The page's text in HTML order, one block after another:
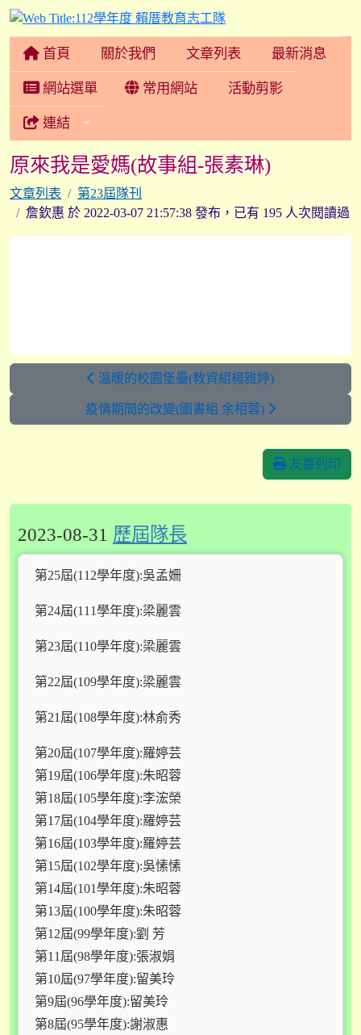
112學年度 賴厝教育志
首頁 關於我們 文章列表 最新消息
網站選單 常用網站 活動剪影
連結
原來我是愛媽(故事組-張素琳)
文章列表
第23屆隊刊
詹欽惠 於 2022-03-07 21:57:38 發布，已有 195 人次閱讀過
溫暖的校園堡壘(教資組楊雅婷)
疫情期間的改變(圖書組 余相蓉)
友善列印
2023-08-31 歷屆隊長
第25屆(112學年度):吳孟姍
第24屆(111學年度):梁麗雲
第23屆(110學年度):梁麗雲
第22屆(109學年度):梁麗雲
第21屆(108學年度):林俞秀
第20屆(107學年度):羅婷芸
第19屆(106學年度):朱昭蓉
第18屆(105學年度):李浤榮
第17屆(104學年度):羅婷芸
第16屆(103學年度):羅婷芸
第15屆(102學年度):吳愫愫
第14屆(101學年度):朱昭蓉
第13屆(100學年度):朱昭蓉
第12屆(99學年度):劉 芳
第11屆(98學年度):張淑娟
第10屆(97學年度):留美玲
第9屆(96學年度):留美玲
第8屆(95學年度):謝淑惠